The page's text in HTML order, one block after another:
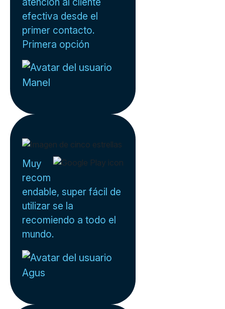
efectiva desde el
primer contacto.
Primera opción
Manel
Muy
recom
endable, super fácil de
utilizar se la
recomiendo a todo el
mundo.
Agus